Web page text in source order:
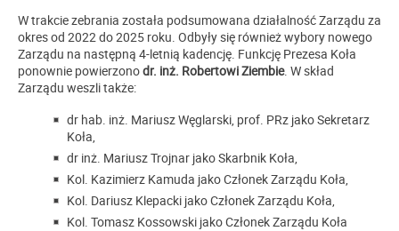
W trakcie zebrania została podsumowana działalność Zarządu za
okres od 2022 do 2025 roku. Odbyły się również wybory nowego
Zarządu na następną 4-letnią kadencję. Funkcję Prezesa Koła
ponownie powierzonodr. inż. Robertowi Ziembie. W skład
Zarządu weszli także:
dr hab. inż. Mariusz Węglarski, prof. PRz jako Sekretarz
Koła,
dr inż. Mariusz Trojnar jako Skarbnik Koła,
Kol. Kazimierz Kamuda jako Członek Zarządu Koła,
Kol. Dariusz Klepacki jako Członek Zarządu Koła,
Kol. Tomasz Kossowski jako Członek Zarządu Koła